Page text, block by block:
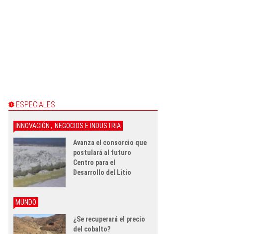
ESPECIALES
INNOVACIÓN , NEGOCIOS E INDUSTRIA
Avanza el consorcio que
postulará al futuro
Centro para el
Desarrollo del Litio
MUNDO
¿Se recuperará el precio
del cobalto?